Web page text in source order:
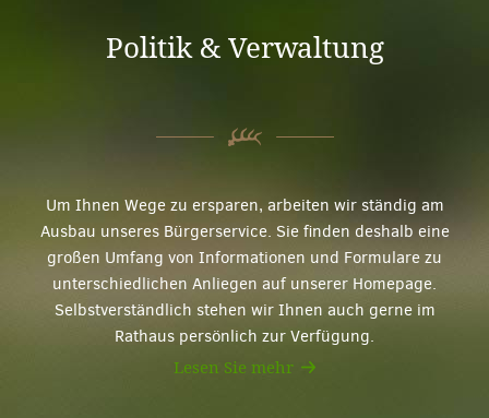
Politik & Verwaltung
Um Ihnen Wege zu ersparen, arbeiten wir ständig am
Ausbau unseres Bürgerservice. Sie finden deshalb eine
großen Umfang von Informationen und Formulare zu
unterschiedlichen Anliegen auf unserer Homepage.
Selbstverständlich stehen wir Ihnen auch gerne im
Rathaus persönlich zur Verfügung.
Lesen Sie mehr